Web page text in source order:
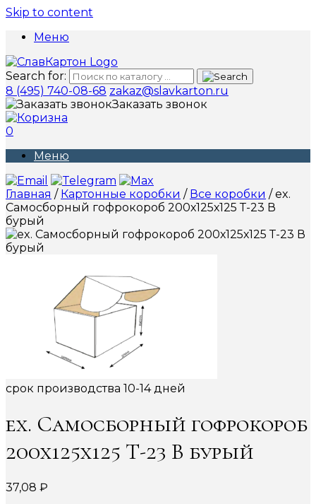
Skip to content
Меню
Search for:
8 (495) 740-08-68 zakaz@slavkarton.ru
Заказать звонок
0
Меню
Главная / Картонные коробки / Все коробки / ex.
Самосборный гофрокороб 200х125х125 Т-23 В
бурый
срок производства 10-14 дней
ex. Самосборный гофрокороб
200х125х125 Т-23 В бурый
37,08 ₽